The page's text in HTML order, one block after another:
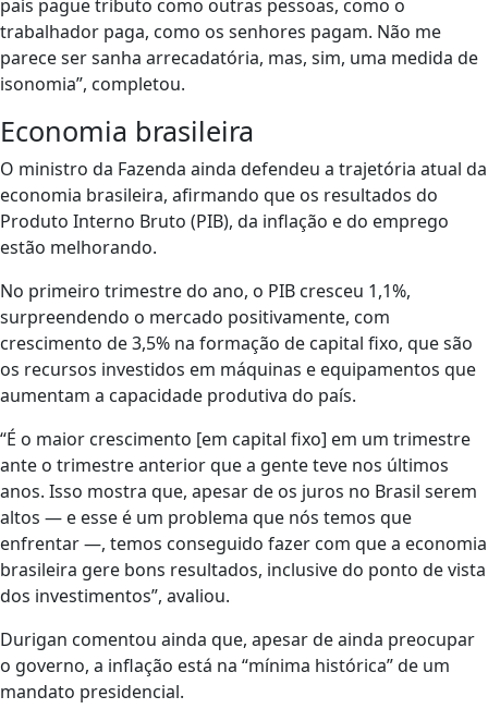
país pague tributo como outras pessoas, como o
trabalhador paga, como os senhores pagam. Não me
parece ser sanha arrecadatória, mas, sim, uma medida de
isonomia”, completou.
Economia brasileira
O ministro da Fazenda ainda defendeu a trajetória atual da
economia brasileira, afirmando que os resultados do
Produto Interno Bruto (PIB), da inflação e do emprego
estão melhorando.
No primeiro trimestre do ano, o PIB cresceu 1,1%,
surpreendendo o mercado positivamente, com
crescimento de 3,5% na formação de capital fixo, que são
os recursos investidos em máquinas e equipamentos que
aumentam a capacidade produtiva do país.
“É o maior crescimento [em capital fixo] em um trimestre
ante o trimestre anterior que a gente teve nos últimos
anos. Isso mostra que, apesar de os juros no Brasil serem
altos — e esse é um problema que nós temos que
enfrentar —, temos conseguido fazer com que a economia
brasileira gere bons resultados, inclusive do ponto de vista
dos investimentos”, avaliou.
Durigan comentou ainda que, apesar de ainda preocupar
o governo, a inflação está na “mínima histórica” de um
mandato presidencial.